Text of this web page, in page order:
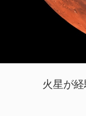
火星が